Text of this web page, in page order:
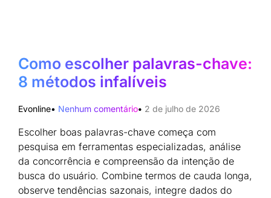
Como escolher palavras-chave:
8 métodos infalíveis
Evonline 2 de julho de 2026
Nenhum comentário
Escolher boas palavras-chave começa com
pesquisa em ferramentas especializadas, análise
da concorrência e compreensão da intenção de
busca do usuário. Combine termos de cauda longa,
observe tendências sazonais, integre dados do